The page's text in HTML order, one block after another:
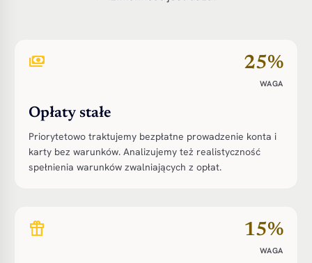
payments 25%
WAGA
Opłaty stałe
Priorytetowo traktujemy bezpłatne prowadzenie konta i
karty bez warunków. Analizujemy też realistyczność
spełnienia warunków zwalniających z opłat.
featured_seasonal_and_gifts 15%
WAGA